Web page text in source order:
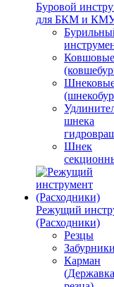
Буровой
для БКМ и
шнека
Шнек
Режущий
(Расходники)
Резцы
Забурники
Карман